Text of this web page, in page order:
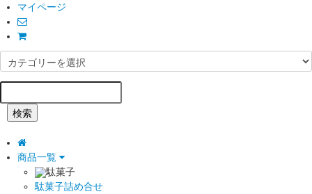
マイページ
検索
商品一覧
駄菓子
駄菓子詰め合せ